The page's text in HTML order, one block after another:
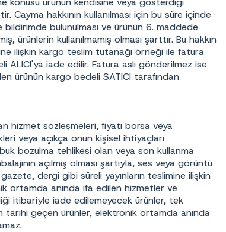
hakkının kullanılması için bu süre içinde
bildirimde bulunulması ve ürünün 6. maddede
ürünlerin kullanılmamış olması şarttır. Bu hakkın
ilişkin kargo teslim tutanağı örneği ile fatura
ALICI'ya iade edilir. Fatura aslı gönderilmez ise
ürünün kargo bedeli SATICI tarafından
hizmet sözleşmeleri, fiyatı borsa veya
veya açıkça onun kişisel ihtiyaçları
bozulma tehlikesi olan veya son kullanma
açılmış olması şartıyla, ses veya görüntü
dergi gibi süreli yayınların teslimine ilişkin
ortamda anında ifa edilen hizmetler ve
itibariyle iade edilemeyecek ürünler, tek
tarihi geçen ürünler, elektronik ortamda anında